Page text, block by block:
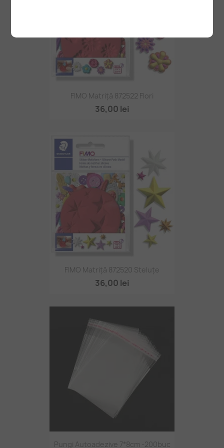
FIMO Matriță 872522 Flori
36,00 lei
FIMO Matriță 872520 Steluțe
36,00 lei
Pungi Autoadezive 7*8cm -200buc